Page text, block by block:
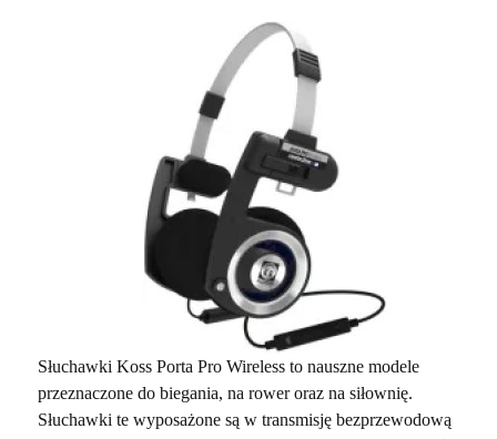
Słuchawki Koss Porta Pro Wireless to nauszne modele
przeznaczone do biegania, na rower oraz na siłownię.
Słuchawki te wyposażone są w transmisję bezprzewodową